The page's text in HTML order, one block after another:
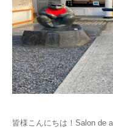
皆様こんにちは！Salon de
ご予約
ブログ
お知らせ
アクセス